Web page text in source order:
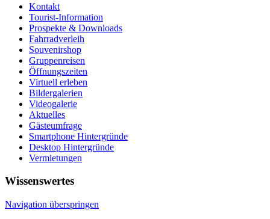
Kontakt
Tourist-Information
Prospekte & Downloads
Fahrradverleih
Souvenirshop
Gruppenreisen
Öffnungszeiten
Virtuell erleben
Bildergalerien
Videogalerie
Aktuelles
Gästeumfrage
Smartphone Hintergründe
Desktop Hintergründe
Vermietungen
Wissenswertes
Navigation überspringen